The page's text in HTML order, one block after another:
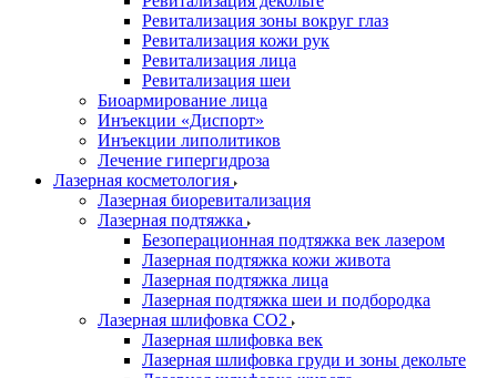
Ревитализация зоны вокруг глаз
Ревитализация кожи рук
Ревитализация лица
Ревитализация шеи
Биоармирование лица
Инъекции «Диспорт»
Инъекции липолитиков
Лечение гипергидроза
Лазерная косметология
Лазерная биоревитализация
Лазерная подтяжка
Безоперационная подтяжка век лазером
Лазерная подтяжка кожи живота
Лазерная подтяжка лица
Лазерная подтяжка шеи и подбородка
Лазерная шлифовка CO2
Лазерная шлифовка век
Лазерная шлифовка груди и зоны декольте